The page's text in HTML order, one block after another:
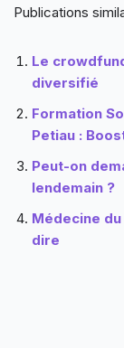
Publications
Le
diversifié
Formation
Petiau :
Peut-on
lendemain ?
Médecine
dire